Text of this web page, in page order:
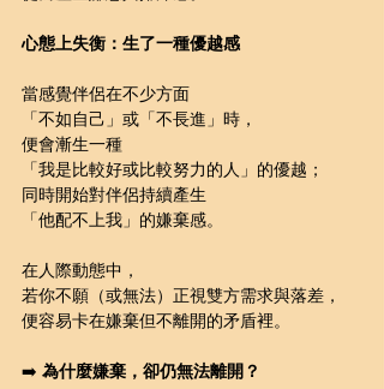
心態上失衡：生了一種優越感
當感覺伴侶在不少方面
「不如自己」或「不長進」時，
便會漸生一種
「我是比較好或比較努力的人」的優越；
同時開始對伴侶持續產生
「他配不上我」的嫌棄感。
在人際動態中，
若你不願（或無法）正視雙方需求與落差，
便容易卡在嫌棄但不離開的矛盾裡。
➡️ 為什麼嫌棄，卻仍無法離開？